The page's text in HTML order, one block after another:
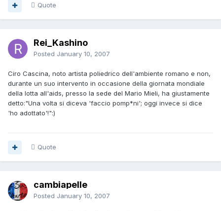
Quote
Rei_Kashino
Posted January 10, 2007
Ciro Cascina, noto artista poliedrico dell'ambiente romano e non,
durante un suo intervento in occasione della giornata mondiale
della lotta all'aids, presso la sede del Mario Mieli, ha giustamente
detto:"Una volta si diceva 'faccio pomp*ni'; oggi invece si dice
'ho adottato'!":)
Quote
cambiapelle
Posted January 10, 2007